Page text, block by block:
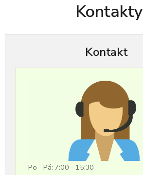
Kontakty
Kontakt
Po - Pá: 7:00 - 15:30